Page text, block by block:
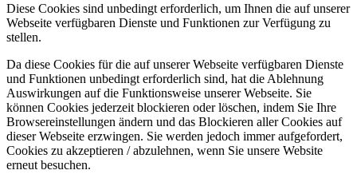
Diese Cookies sind unbedingt erforderlich, um Ihnen die auf unserer
Webseite verfügbaren Dienste und Funktionen zur Verfügung zu
stellen.
Da diese Cookies für die auf unserer Webseite verfügbaren Dienste
und Funktionen unbedingt erforderlich sind, hat die Ablehnung
Auswirkungen auf die Funktionsweise unserer Webseite. Sie
können Cookies jederzeit blockieren oder löschen, indem Sie Ihre
Browsereinstellungen ändern und das Blockieren aller Cookies auf
dieser Webseite erzwingen. Sie werden jedoch immer aufgefordert,
Cookies zu akzeptieren / abzulehnen, wenn Sie unsere Website
erneut besuchen.